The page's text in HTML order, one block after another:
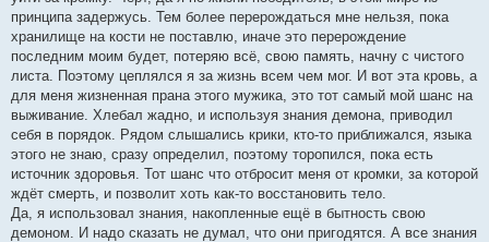
принципа задержусь. Тем более перерождаться мне нельзя, пока
хранилище на кости не поставлю, иначе это перерождение
последним моим будет, потеряю всё, свою память, начну с чистого
листа. Поэтому цеплялся я за жизнь всем чем мог. И вот эта кровь, а
для меня жизненная прана этого мужика, это тот самый мой шанс на
выживание. Хлебал жадно, и используя знания демона, приводил
себя в порядок. Рядом слышались крики, кто-то приближался, языка
этого не знаю, сразу определил, поэтому торопился, пока есть
источник здоровья. Тот шанс что отбросит меня от кромки, за которой
ждёт смерть, и позволит хоть как-то восстановить тело.
Да, я использовал знания, накопленные ещё в бытность свою
демоном. И надо сказать не думал, что они пригодятся. А все знания